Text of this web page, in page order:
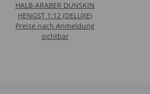
HALB-ARABER DUNSKIN
HENGST 1:12 (DELUXE)
Preise nach Anmeldung
sichtbar